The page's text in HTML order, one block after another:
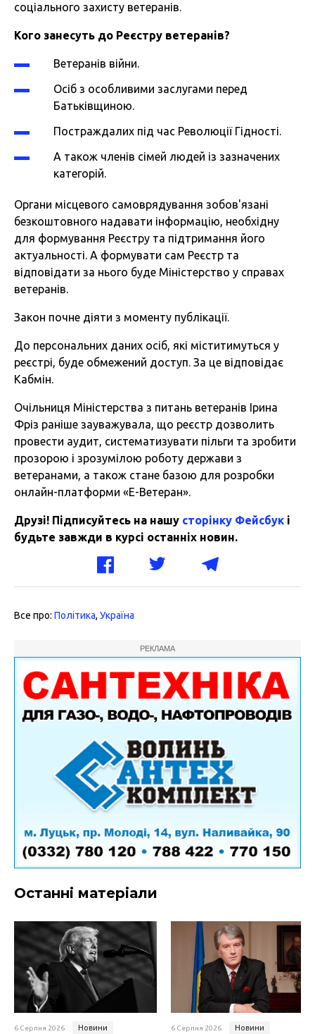
соціального захисту ветеранів.
Кого занесуть до Реєстру ветеранів?
Ветеранів війни.
Осіб з особливими заслугами перед
Батьківщиною.
Постраждалих під час Революції Гідності.
А також членів сімей людей із зазначених
категорій.
Органи місцевого самоврядування зобов'язані
безкоштовного надавати інформацію, необхідну
для формування Реєстру та підтримання його
актуальності. А формувати сам Реєстр та
відповідати за нього буде Міністерство у справах
ветеранів.
Закон почне діяти з моменту публікації.
До персональних даних осіб, які міститимуться у
реєстрі, буде обмежений доступ. За це відповідає
Кабмін.
Очільниця Міністерства з питань ветеранів Ірина
Фріз раніше зауважувала, що реєстр дозволить
провести аудит, систематизувати пільги та зробити
прозорою і зрозумілою роботу держави з
ветеранами, а також стане базою для розробки
онлайн-платформи «Е-Ветеран».
Друзі! Підписуйтесь на нашу сторінку Фейсбук і
будьте завжди в курсі останніх новин.
Все про: Політика, Україна
РЕКЛАМА
Останні матеріали
6 Серпня 2026 Новини 6 Серпня 2026 Новини